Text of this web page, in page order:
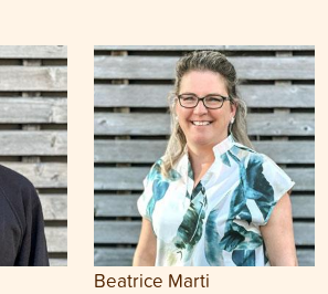
Beatrice Marti